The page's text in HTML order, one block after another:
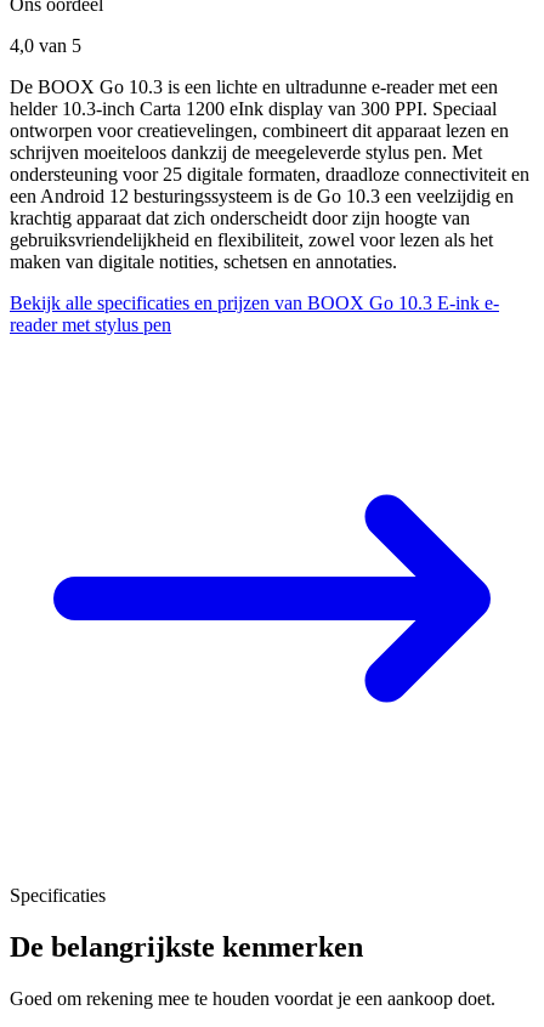
4,0 van 5
De BOOX Go 10.3 is een lichte en ultradunne e-reader met een
helder 10.3-inch Carta 1200 eInk display van 300 PPI. Speciaal
ontworpen voor creatievelingen, combineert dit apparaat lezen en
schrijven moeiteloos dankzij de meegeleverde stylus pen. Met
ondersteuning voor 25 digitale formaten, draadloze connectiviteit en
een Android 12 besturingssysteem is de Go 10.3 een veelzijdig en
krachtig apparaat dat zich onderscheidt door zijn hoogte van
gebruiksvriendelijkheid en flexibiliteit, zowel voor lezen als het
maken van digitale notities, schetsen en annotaties.
Bekijk alle specificaties en prijzen van BOOX Go 10.3 E-ink e-
reader met stylus pen
Specificaties
De belangrijkste kenmerken
Goed om rekening mee te houden voordat je een aankoop doet.